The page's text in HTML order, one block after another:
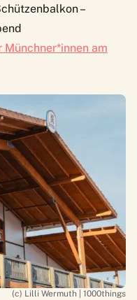
–
am
(c) Lilli Wermuth | 1000things